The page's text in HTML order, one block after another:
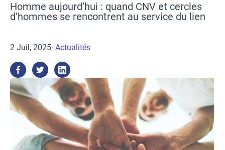
Homme aujourd’hui : quand CNV et cercles
d’hommes se rencontrent au service du lien
2 Juil, 2025· Actualités